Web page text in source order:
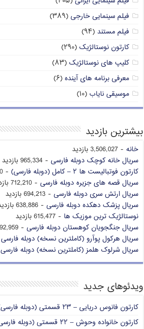
فیلم سینمایی خارجی (۳۸۹)
فیلم مستند (۹۴)
کارتون نوستالژیک (۲۹۰)
کلیپ های نوستالژیک (۸۳)
معرفی برنامه های آینده (۶)
موسیقی نایاب (۱۰)
بیشترین بازدید
خانه - 3,506,027 بازدید
سریال خانه کوچک دوبله فارسی - 965,334 بازدید
کارتون فوتبالیست ها ۲ – کامل (دوبله فارسی)
- 834,560 بازدید
سریال قصه های جزیره دوبله فارسی - 712,210 بازدید
سریال ارتش سری دوبله فارسی - 694,213 بازدید
سریال پزشک دهکده دوبله فارسی - 638,886 بازدید
نوستالژیک ترین موزیک ها - 615,477 بازدید
سریال جنگجویان کوهستان دوبله فارسی - 592,959 بازدید
سریال هرکول پوآرو (کاملترین نسخه) دوبله فارسی
سریال شرلوک هلمز (کاملترین نسخه) دوبله فارسی
ویدئوهای جدید
کارتون فانوس دریایی – ۲۳ قسمتی (دوبله فارسی)
کارتون خانواده وحوش – ۲۲ قسمتی (دوبله فارسی)